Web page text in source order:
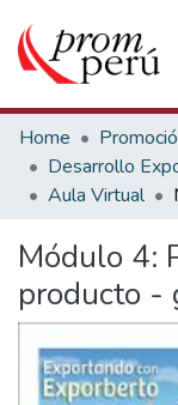
Communities &
All of DSpace
Statistics
Estadísticas
Home
Desarrollo
Aula Virtual
Módulo 4:
producto -